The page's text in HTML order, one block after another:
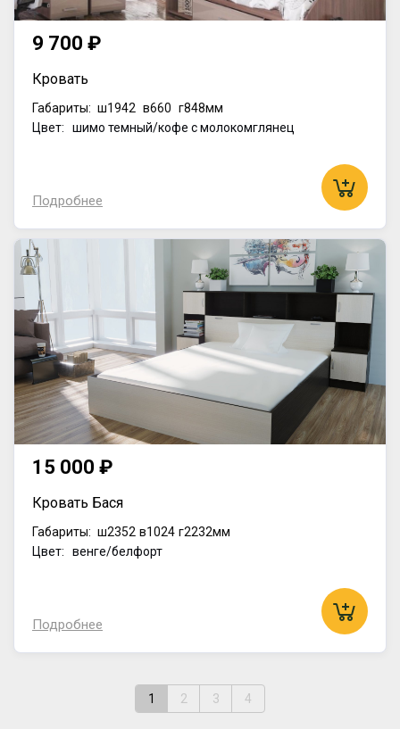
9 700 ₽
Кровать
Габариты: ш1942 в660 г848мм
Цвет: шимо темный/кофе с молокомглянец
Подробнее
15 000 ₽
Кровать Бася
Габариты: ш2352 в1024 г2232мм
Цвет: венге/белфорт
Подробнее
1 2 3 4